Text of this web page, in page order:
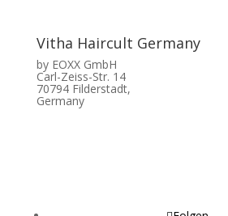
Vitha Haircult Germany
by EOXX GmbH
Carl-Zeiss-Str. 14
70794 Filderstadt,
Germany